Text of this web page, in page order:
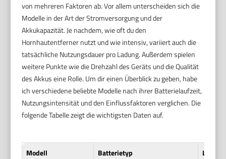
von mehreren Faktoren ab. Vor allem unterscheiden sich die
Modelle in der Art der Stromversorgung und der
Akkukapazität. Je nachdem, wie oft du den
Hornhautentferner nutzt und wie intensiv, variiert auch die
tatsächliche Nutzungsdauer pro Ladung. Außerdem spielen
weitere Punkte wie die Drehzahl des Geräts und die Qualität
des Akkus eine Rolle. Um dir einen Überblick zu geben, habe
ich verschiedene beliebte Modelle nach ihrer Batterielaufzeit,
Nutzungsintensität und den Einflussfaktoren verglichen. Die
folgende Tabelle zeigt die wichtigsten Daten auf.
Modell Batterietyp